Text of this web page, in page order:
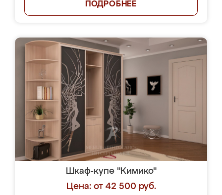
ПОДРОБНЕЕ
Шкаф-купе "Кимико"
Цена: от 42 500 руб.